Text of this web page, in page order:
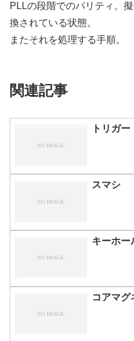
PLLの段階でのパリティ。
換されている状態。
またそれを処理する手順。
関連記事
トリガー
スマシ
キーホー
コアマグ